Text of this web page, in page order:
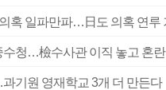
수청…檢수사관 이직 놓고 혼란
기원 영재학교 3개 더 만든다